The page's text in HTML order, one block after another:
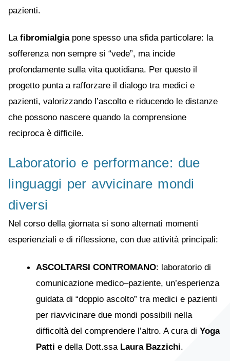
pazienti.
La fibromialgiapone spesso una sfida particolare: la
sofferenza non sempre si “vede”, ma incide
profondamente sulla vita quotidiana. Per questo il
progetto punta a rafforzare il dialogo tra medici e
pazienti, valorizzando l’ascolto e riducendo le distanze
che possono nascere quando la comprensione
reciproca è difficile.
Laboratorio e performance: due
linguaggi per avvicinare mondi
diversi
Nel corso della giornata si sono alternati momenti
esperienziali e di riflessione, con due attività principali:
ASCOLTARSI CONTROMANO: laboratorio di
comunicazione medico–paziente, un’esperienza
guidata di “doppio ascolto” tra medici e pazienti
per riavvicinare due mondi possibili nella
difficoltà del comprendere l’altro. A cura di Yoga
Patti e della Dott.ssa Laura Bazzichi.